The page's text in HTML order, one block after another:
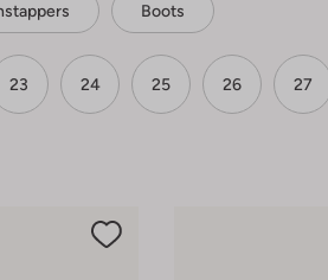
Boots
23 24 25 26 27